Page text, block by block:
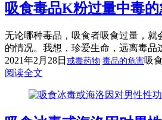
吸食毒品K粉过量中毒
无论哪种毒品，吸食者吸食过量，
的情况。我想，珍爱生命，远离毒品
2021年2月28日 戒毒药物 毒品的危害吸
阅读全文